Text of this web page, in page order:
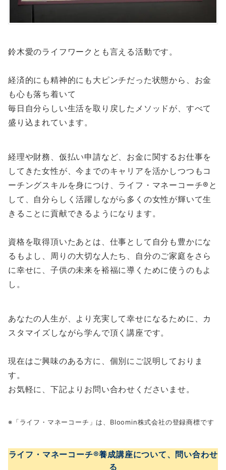
鈴木愛のライフワークとも言える活動です。
経済的にも精神的にも大ピンチだった状態から、お金
も心も落ち着いて
毎日自分らしい生活を取り戻したメソッドが、すべて
盛り込まれています。
経理や財務、仮払い申請など、お金に関するお仕事を
してきた女性が、今までのキャリアを活かしつつもコ
ーチングスキルを身につけ、ライフ・マネーコーチ®︎と
して、自分らしく活躍しながら多くの女性が輝いて生
きることに貢献できるようになります。
資格を取得頂いたあとは、仕事として自分も豊かにな
るもよし、周りの大切な人たち、自分のご家庭をさら
に幸せに、子供の未来を裕福に導くために使うのもよ
し。
あなたの人生が、より充実して幸せになるために、カ
スタマイズしながら学んで頂く講座です。
現在はご興味のある方に、個別にご説明しておりま
す。
お気軽に、下記よりお問い合わせくださいませ。
※「ライフ・マネーコーチ」は、Bloomin株式会社の登録商標です
ライフ・マネーコーチ®︎養成講座について、問い合わせ
る